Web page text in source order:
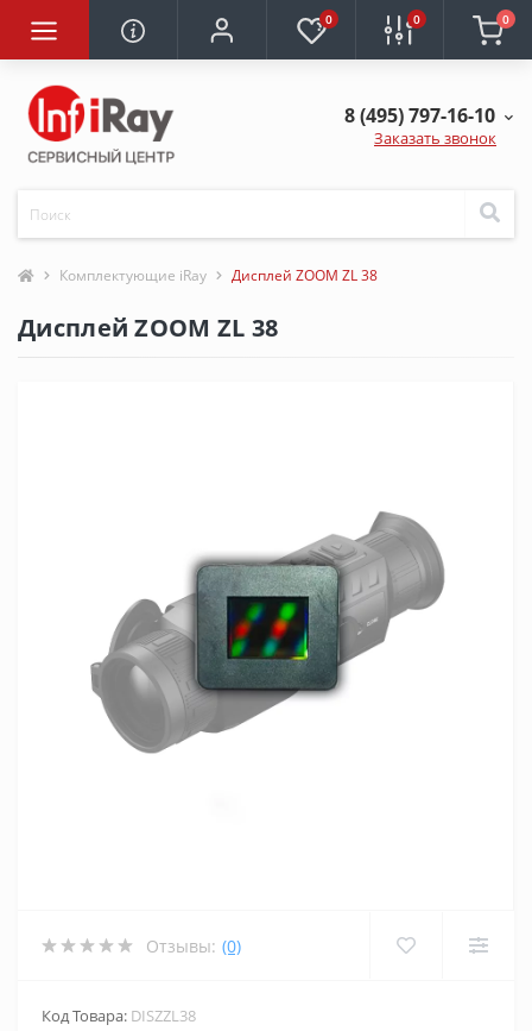
0 0 0
8 (495) 797-16-10
Заказать звонок
Комплектующие iRay Дисплей ZOOM ZL 38
Дисплей ZOOM ZL 38
Отзывы: (0)
Код Товара: DISZZL38